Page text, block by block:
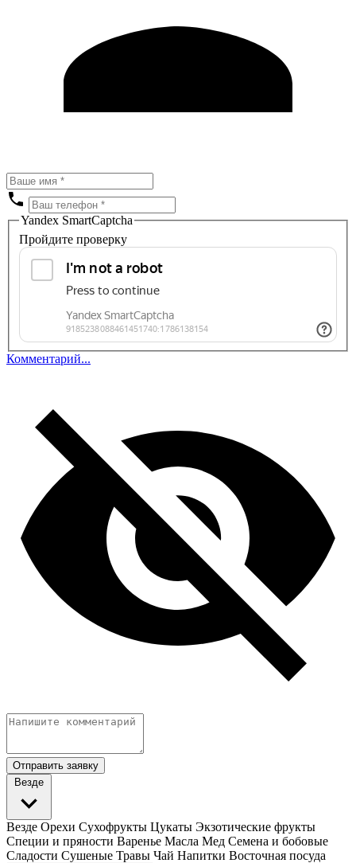
Yandex SmartCaptcha
Пройдите проверку
Комментарий...
Отправить заявку
Везде
Везде Орехи Сухофрукты Цукаты Экзотические фрукты
Специи и пряности Варенье Масла Мед Семена и бобовые
Сладости Сушеные Травы Чай Напитки Восточная посуда